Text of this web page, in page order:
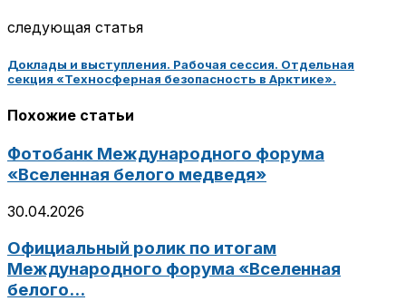
следующая статья
Доклады и выступления. Рабочая сессия. Отдельная
секция «Техносферная безопасность в Арктике».
Похожие статьи
Фотобанк Международного форума
«Вселенная белого медведя»
30.04.2026
Официальный ролик по итогам
Международного форума «Вселенная
белого...